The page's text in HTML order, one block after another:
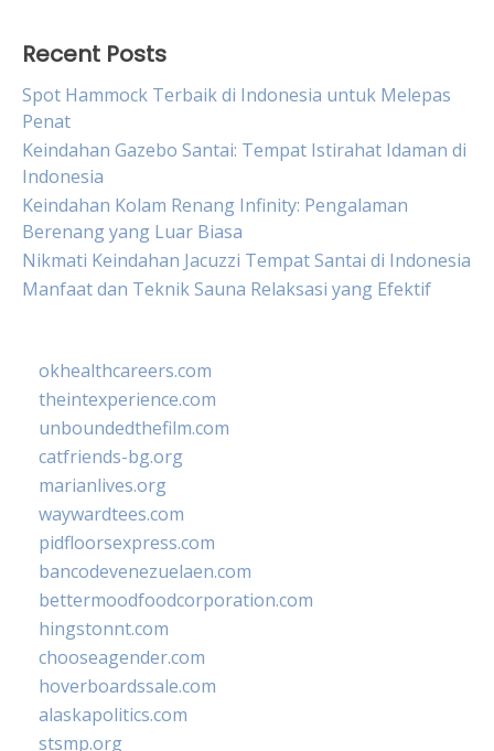
Recent Posts
Spot Hammock Terbaik di Indonesia untuk Melepas
Penat
Keindahan Gazebo Santai: Tempat Istirahat Idaman di
Indonesia
Keindahan Kolam Renang Infinity: Pengalaman
Berenang yang Luar Biasa
Nikmati Keindahan Jacuzzi Tempat Santai di Indonesia
Manfaat dan Teknik Sauna Relaksasi yang Efektif
okhealthcareers.com
theintexperience.com
unboundedthefilm.com
catfriends-bg.org
marianlives.org
waywardtees.com
pidfloorsexpress.com
bancodevenezuelaen.com
bettermoodfoodcorporation.com
hingstonnt.com
chooseagender.com
hoverboardssale.com
alaskapolitics.com
stsmp.org